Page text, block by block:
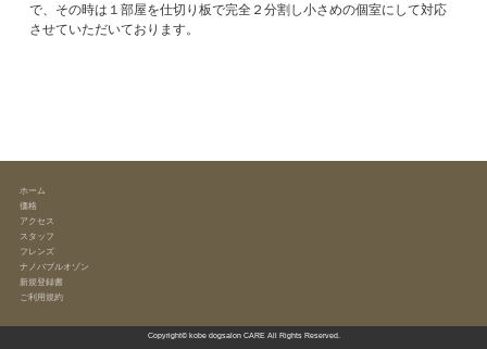
で、その時は１部屋を仕切り板で完全２分割し小さめの個室にして対応
させていただいております。
ホーム
価格
アクセス
スタッフ
フレンズ
ナノバブルオゾン
新規登録書
ご利用規約
Copyright© kobe dogsalon CAREAll Rights Reserved.